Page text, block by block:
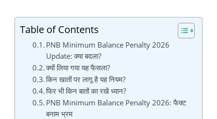
Table of Contents
PNB Minimum Balance Penalty 2026
Update: क्या बदला?
क्यों लिया गया यह फैसला?
किन खातों पर लागू है यह नियम?
फिर भी किन बातों का रखें ध्यान?
PNB Minimum Balance Penalty 2026: फैक्ट
बनाम भ्रम